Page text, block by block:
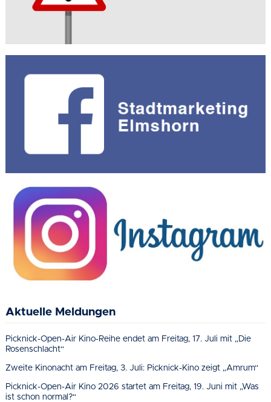
Aktuelle Meldungen
Picknick-Open-Air Kino-Reihe endet am Freitag, 17. Juli mit „Die
Rosenschlacht“
Zweite Kinonacht am Freitag, 3. Juli: Picknick-Kino zeigt „Amrum“
Picknick-Open-Air Kino 2026 startet am Freitag, 19. Juni mit „Was
ist schon normal?“